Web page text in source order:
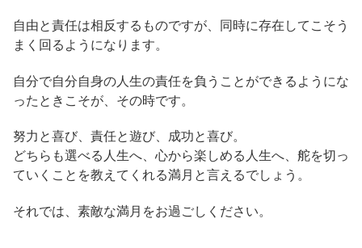
自由と責任は相反するものですが、同時に存在してこそう
まく回るようになります。
自分で自分自身の人生の責任を負うことができるようにな
ったときこそが、その時です。
努力と喜び、責任と遊び、成功と喜び。
どちらも選べる人生へ、心から楽しめる人生へ、舵を切っ
ていくことを教えてくれる満月と言えるでしょう。
それでは、素敵な満月をお過ごしください。